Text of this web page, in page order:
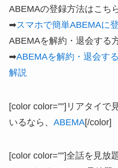
ABEMAの登録方法はこち
➡スマホで簡単ABEMAに
ABEMAを解約・退会する
➡ABEMAを解約・退会す
解説
[color color=””]リアタイで
いるなら、 ABEMA[/color]
[color color=””]全話を見放